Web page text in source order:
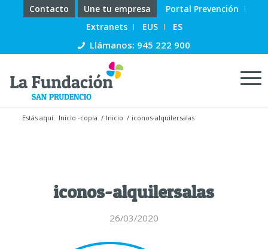
Contacto Une tu empresa
Portal Prevención
Extranets
EUS ES
Llámanos: 945 222 900
Estás aquí: Inicio -copia / Inicio / iconos-alquilersalas
iconos-alquilersalas
26/03/2020